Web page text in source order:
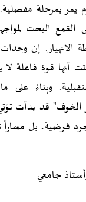
يمر بمرحلة
القمع البحت
الانهيار. إن
أنها قوة فاعلة
وبناءً على
الخوف" قد بدأت
فرضية، بل مساراً
جامعي